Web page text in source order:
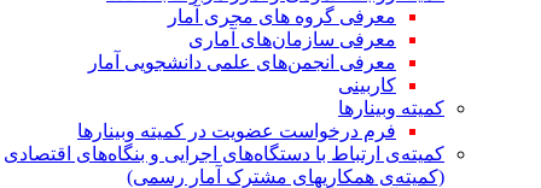
معرفی گروه های مجری آمار
معرفی سازمان‌های آماری
معرفی انجمن‌های علمی دانشجویی آمار
کاربینی
کمیته وبینارها
فرم درخواست عضویت در کمیته وبینارها
کمیته‌ی ارتباط با دستگاه‌های اجرایی و بنگاه‌های اقتصادی
(کمیته‌ی همکاریهای مشترک آمار رسمی)